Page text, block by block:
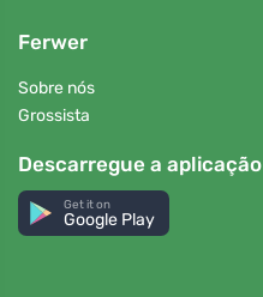
Ferwer
Sobre nós
Grossista
Descarregue a aplicação
Get it on
Google Play